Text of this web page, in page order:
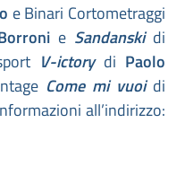
e Binari Cortometraggi
e Sandanski di
V-ictory di Paolo
Come mi vuoi di
all’indirizzo: